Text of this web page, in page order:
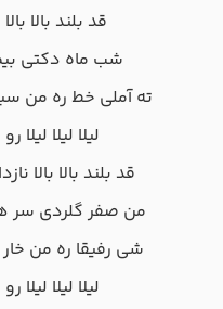
قد بلند بالا
شب ماه دکتی
ته آملی خط ره من
لیلا لیلا لیلا
قد بلند بالا بالا
من صفر گلردی سر
شی رفیقا ره من خار
لیلا لیلا لیلا